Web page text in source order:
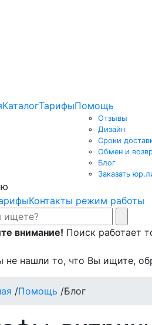
КаталогТарифыПомощь
Отзывы
Дизайн
Сроки
Обмен и
Блог
Заказать
Контакты режим работы
внимание! Поиск работает
не нашли то, что Вы ищите,
/Помощь /Блог